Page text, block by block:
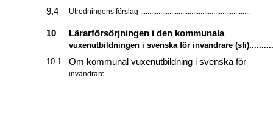
9.4 Utredningens förslag ............................................................
10 Lärarförsörjningen i den kommunala
vuxenutbildningen i svenska för invandrare (sfi)..........
10.1
Om kommunal vuxenutbildning i svenska för
invandrare ..............................................................................